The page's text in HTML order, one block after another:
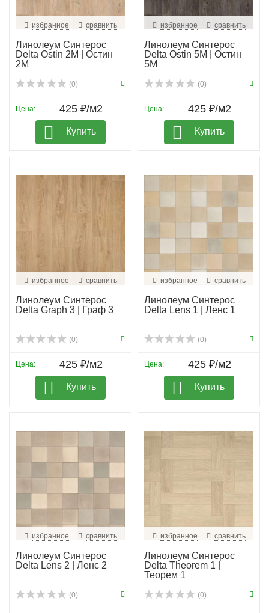
избранное сравнить
Линолеум Синтерос
Delta Ostin 2M | Остин
2М
(0)
Цена: 425 ₽/м2
Купить
избранное сравнить
Линолеум Синтерос
Delta Ostin 5M | Остин
5М
(0)
Цена: 425 ₽/м2
Купить
избранное сравнить
Линолеум Синтерос
Delta Graph 3 | Граф 3
(0)
Цена: 425 ₽/м2
Купить
избранное сравнить
Линолеум Синтерос
Delta Lens 1 | Ленс 1
(0)
Цена: 425 ₽/м2
Купить
избранное сравнить
Линолеум Синтерос
Delta Lens 2 | Ленс 2
(0)
избранное сравнить
Линолеум Синтерос
Delta Theorem 1 |
Теорем 1
(0)